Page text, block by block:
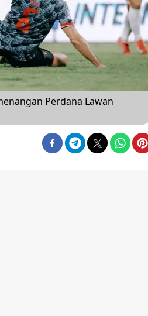
Perdana Lawan